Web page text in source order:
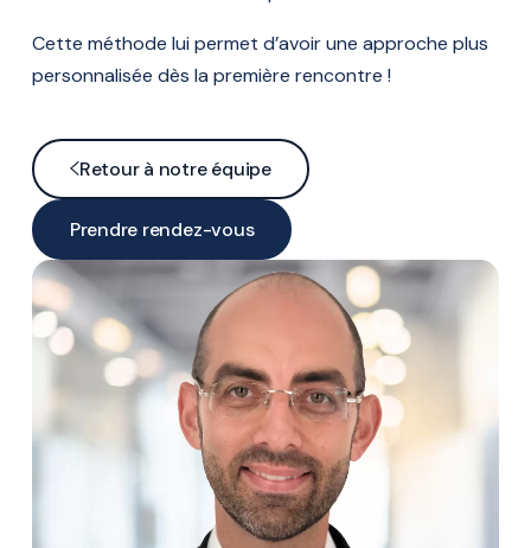
Cette méthode lui permet d’avoir une approche plus
personnalisée dès la première rencontre !
Retour à notre équipe
Prendre rendez-vous
En ligne
Par téléphone
Formulaire de contact